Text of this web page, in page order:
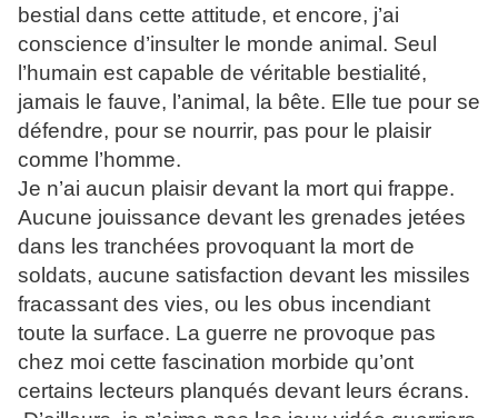
bestial dans cette attitude, et encore, j’ai
conscience d’insulter le monde animal. Seul
l’humain est capable de véritable bestialité,
jamais le fauve, l’animal, la bête. Elle tue pour se
défendre, pour se nourrir, pas pour le plaisir
comme l’homme.
Je n’ai aucun plaisir devant la mort qui frappe.
Aucune jouissance devant les grenades jetées
dans les tranchées provoquant la mort de
soldats, aucune satisfaction devant les missiles
fracassant des vies, ou les obus incendiant
toute la surface. La guerre ne provoque pas
chez moi cette fascination morbide qu’ont
certains lecteurs planqués devant leurs écrans.